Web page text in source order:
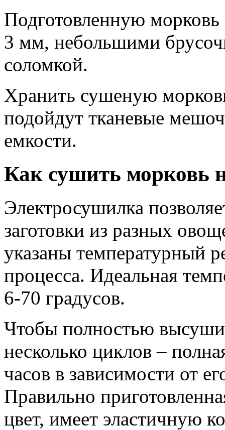
Подготовленную
3 мм, небольшими
соломкой.
Хранить сушеную
подойдут тканевые
емкости.
Как сушить морковь
Электросушилка
заготовки из разных
указаны температурный
процесса. Идеальная
6-70 градусов.
Чтобы полностью
несколько циклов –
часов в зависимости от
Правильно
цвет, имеет эластичную